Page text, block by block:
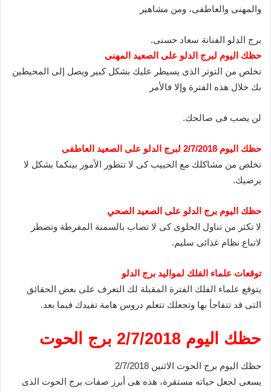
والمهنى والعاطفى، ومن مشاهير
برج الدلو الفنانة سعاد حسنى.
حظك اليوم لبرج الدلو على الصعيد المهنى
تخلص من التوتر الذى يسيطر عليك بشكل كبير ويصل إلى المحيطين
بك خلال هذه الفترة وإلا فالأمر
لن يصب فى صالحك.
حظك اليوم 2/7/2018 لبرج الدلو على الصعيد العاطفى
تخلص من مشاكلك مع الحبيب كى لا تتطور الأمور بينكما بشكل لا
يرضيك.
حظك اليوم برج الدلو على الصعيد الصحي
لا تكثر من تناول الحلوى كى لا تصاب بالسمنة المفرطة وتضطر
لاتباع نظام غذائى سليم.
توقعات علماء الفلك لمواليد برج الدلو
يتوقع علماء الفلك الفترة المقبلة لك التعرف على بعض الحقائق
التى قد تتفاجأ بها وتجعلك تتعلم دروس هامة تفيدك فيما بعد.
حظك اليوم 2/7/2018 برج الحوت
حظك اليوم برج الحوت الاثنين 2/7/2018
يسعى لجعل حياته مستقرة، هذه هى أبرز صفات برج الحوت الذى